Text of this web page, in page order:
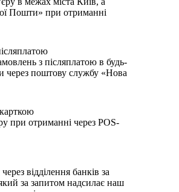
Пошти» при отриманні
з післяплатою в будь-
через поштову службу «Нова
при отриманні через POS-
відділення банків за
за запитом надсилає наш